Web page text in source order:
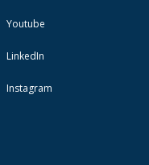
Youtube
LinkedIn
Instagram